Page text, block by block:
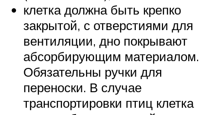
клетка должна быть крепко
закрытой, с отверстиями для
вентиляции, дно покрывают
абсорбирующим материалом.
Обязательны ручки для
переноски. В случае
транспортировки птиц клетка